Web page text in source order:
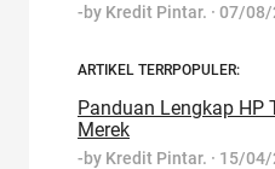
-by Kredit Pintar. · 07/08/
ARTIKEL TERRPOPULER:
Panduan Lengkap HP
Merek
-by Kredit Pintar. · 15/04/